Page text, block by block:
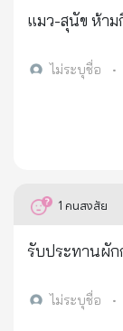
💖
สุขภาพ แต่เราไม่เคยรู้ที่มาที่ไป จากผลเสียที่ติดมากับ
นางฟ้า วันนี้เรื่องราวที่จะมาเล่า. คำพูดคือความจริงทุก
ขอให้ทุกคนที่ชอบกินเห็ด ได้ป้
จะกินเห็ดต่อไปหรือจ
การได้คุยเปิดใจ กับคนขายเห็ดหรือคนเพาะเห็ดขาย
คุณมนัสมีอาชี
ทั่วประเทศ ทำม
ที่สุด....ร่างกา
แมว-สุนัข ห้าม
ไม่ระบุชื่อ •
1 คนสงสัย
รับประทานผัก
ไม่ระบุชื่อ •